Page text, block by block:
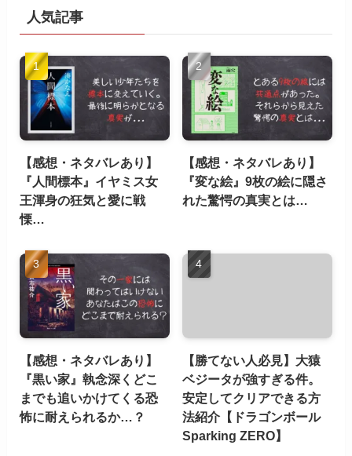
人気記事
【感想・ネタバレあり】
『人間標本』イヤミス女
王渾身の狂気と愛に戦
慄…
【感想・ネタバレあり】
『変な絵』9枚の絵に隠さ
れた驚愕の真実とは…
【感想・ネタバレあり】
『黒い家』執念深くどこ
までも追いかけてくる恐
怖に耐えられるか…？
【勝てない人必見】大猿
ベジータが強すぎる件。
安定してクリアできる方
法紹介【ドラゴンボール
Sparking ZERO】